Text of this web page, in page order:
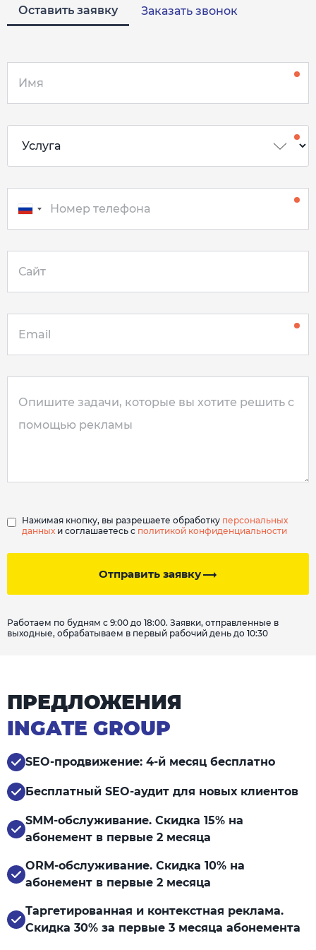
Оставить заявку Заказать звонок
Отправить заявку
Нажимая кнопку, вы разрешаете обработку персональных
данных и соглашаетесь с политикой конфиденциальности
Работаем по будням с 9:00 до 18:00. Заявки, отправленные в
выходные, обрабатываем в первый рабочий день до 10:30
ПРЕДЛОЖЕНИЯ
INGATE GROUP
SEO-продвижение: 4-й месяц бесплатно
Бесплатный SEO-аудит для новых клиентов
SMM-обслуживание. Скидка 15% на
абонемент в первые 2 месяца
ORM-обслуживание. Скидка 10% на
абонемент в первые 2 месяца
Таргетированная и контекстная реклама.
Скидка 30% за первые 3 месяца абонемента